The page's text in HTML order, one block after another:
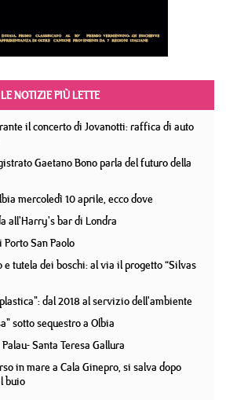
LE NOTIZIE PIÙ LETTE
il concerto di Jovanotti: raffica di auto
Gaetano Bono parla del futuro della
mercoledì 10 aprile, ecco dove
all'Harry's bar di Londra
San Paolo
tutela dei boschi: al via il progetto “Silvas
dal 2018 al servizio dell'ambiente
sotto sequestro a Olbia
Santa Teresa Gallura
in mare a Cala Ginepro, si salva dopo
buio